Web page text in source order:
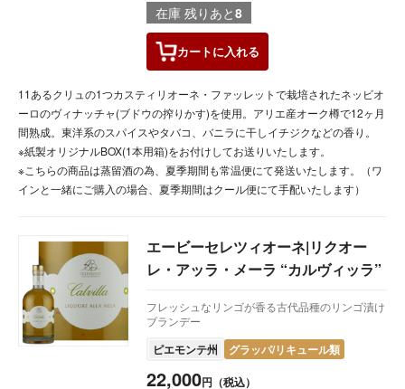
在庫 残りあと8
カートに入れる
11あるクリュの1つカスティリオーネ・ファッレットで栽培されたネッビオ
ーロのヴィナッチャ(ブドウの搾りかす)を使用。アリエ産オーク樽で12ヶ月
間熟成。東洋系のスパイスやタバコ、バニラに干しイチジクなどの香り。
※紙製オリジナルBOX(1本用箱)をお付けしてお送りいたします。
※こちらの商品は蒸留酒の為、夏季期間も常温便にて発送いたします。（ワ
インと一緒にご購入の場合、夏季期間はクール便にて手配いたします）
エービーセレツィオーネ|リクオー
レ・アッラ・メーラ “カルヴィッラ”
フレッシュなリンゴが香る古代品種のリンゴ漬け
ブランデー
ピエモンテ州 グラッパ/リキュール類
22,000円（税込）